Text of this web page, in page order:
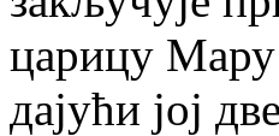
царицу Мару
дајући јој